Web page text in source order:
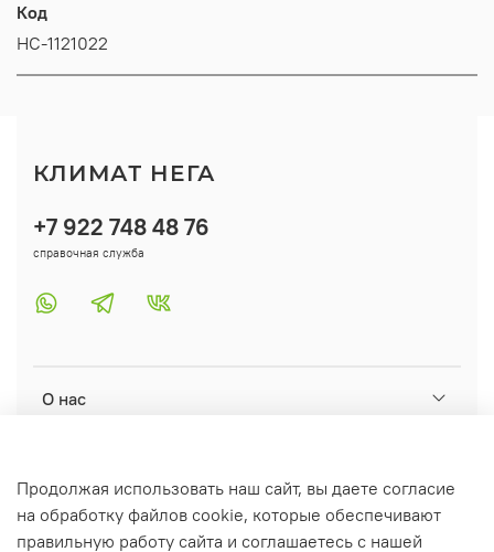
Код
НС-1121022
О нас
Информация
+7 922 748 48 76
справочная служба
КЛИМАТ НЕГА
Продолжая использовать наш сайт, вы даете согласие
на обработку файлов cookie, которые обеспечивают
правильную работу сайта и соглашаетесь с нашей